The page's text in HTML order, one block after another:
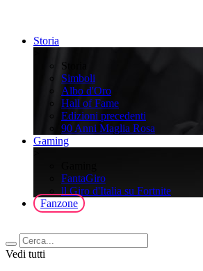
Storia
Storia
Simboli
Albo d'Oro
Hall of Fame
Edizioni precedenti
90 Anni Maglia Rosa
Gaming
FantaGiro
ll Giro d'Italia su Fortnite
Fanzone
Vedi tutti